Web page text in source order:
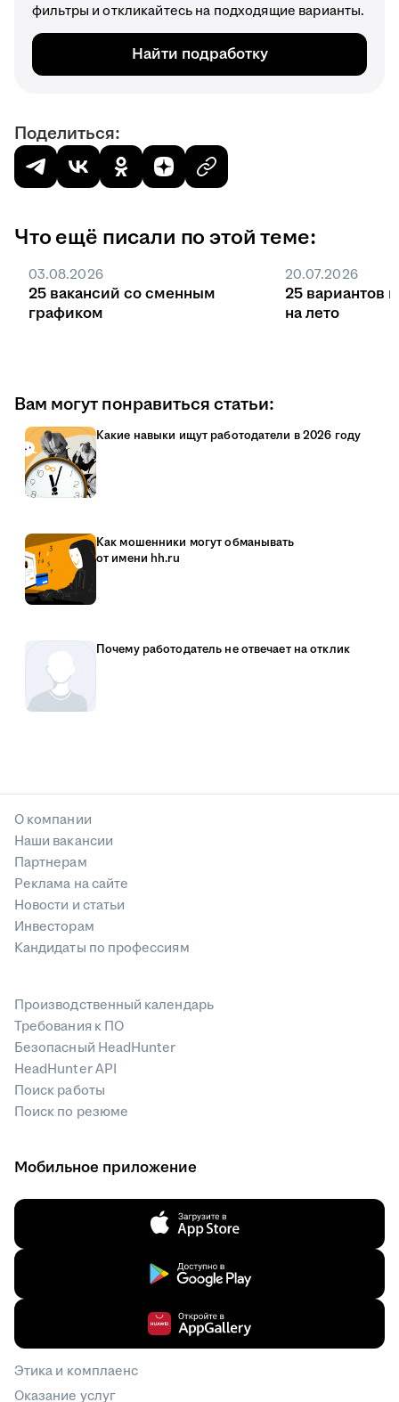
фильтры и откликайтесь на подходящие варианты.
Найти подработку
Поделиться:
Что ещё писали по этой теме:
03.08.2026
25 вакансий со сменным
графиком
20.07.2026
25 вариантов
на лето
Вам могут понравиться статьи:
Какие навыки ищут работодатели в 2026 году
Как мошенники могут обманывать
от имени hh.ru
Почему работодатель не отвечает на отклик
О компании
Наши вакансии
Партнерам
Реклама на сайте
Новости и статьи
Инвесторам
Кандидаты по профессиям
Производственный календарь
Требования к ПО
Безопасный HeadHunter
HeadHunter API
Поиск работы
Поиск по резюме
Мобильное приложение
Этика и комплаенс
Оказание услуг